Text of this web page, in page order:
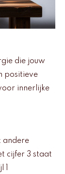
die jouw
positieve
innerlijke
andere
cijfer 3 staat
1